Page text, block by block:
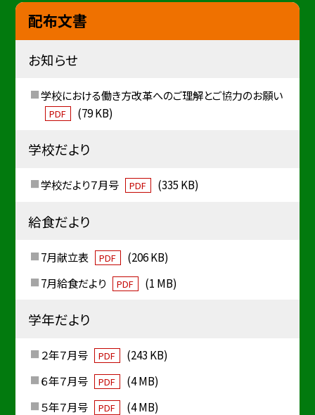
配布文書
お知らせ
学校における働き方改革へのご理解とご協力のお願い
PDF (79 KB)
学校だより
学校だより７月号 PDF (335 KB)
給食だより
7月献立表 PDF
(206 KB)
7月給食だより
PDF (1 MB)
学年だより
２年７月号 PDF
(243 KB)
６年７月号
PDF
(4 MB)
５年７月号
PDF
(4 MB)